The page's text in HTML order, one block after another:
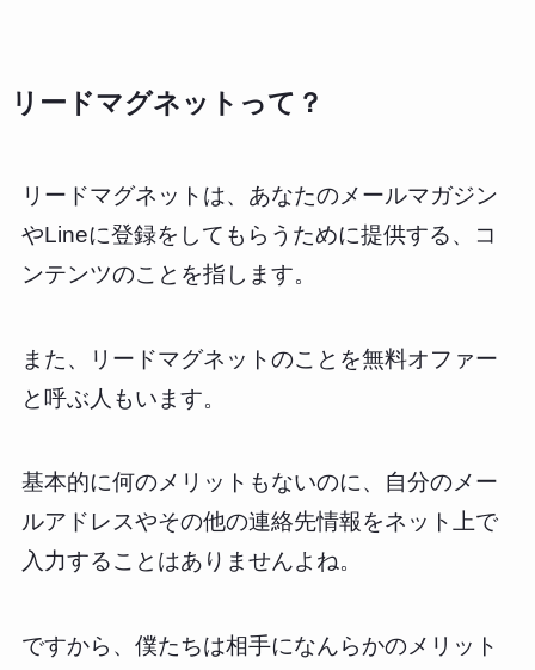
リードマグネットって？
リードマグネットは、あなたのメールマガジン
やLineに登録をしてもらうために提供する、コ
ンテンツのことを指します。
また、リードマグネットのことを無料オファー
と呼ぶ人もいます。
基本的に何のメリットもないのに、自分のメー
ルアドレスやその他の連絡先情報をネット上で
入力することはありませんよね。
ですから、僕たちは相手になんらかのメリット